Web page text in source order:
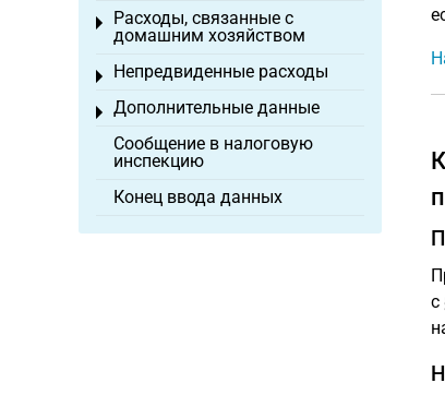
с
Расходы, связанные с
домашним хозяйством
Toggle menu
Непредвиденные расходы
Toggle menu
Дополнительные данные
Toggle menu
Сообщение в налоговую
инспекцию
Конец ввода данных